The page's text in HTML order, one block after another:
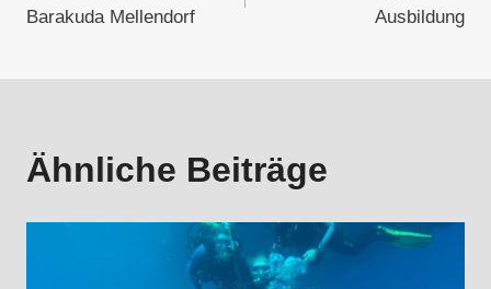
Barakuda Mellendorf
Ausbildung
Ähnliche Beiträge